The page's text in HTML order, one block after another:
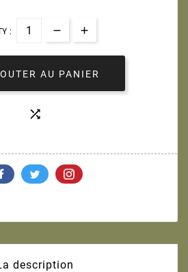
:
AU PANIER

description